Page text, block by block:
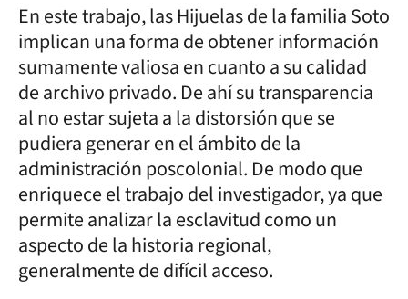
En este trabajo, las Hijuelas de la familia Soto
implican una forma de obtener información
sumamente valiosa en cuanto a su calidad
de archivo privado. De ahí su transparencia
al no estar sujeta a la distorsión que se
pudiera generar en el ámbito de la
administración poscolonial. De modo que
enriquece el trabajo del investigador, ya que
permite analizar la esclavitud como un
aspecto de la historia regional,
generalmente de difícil acceso.